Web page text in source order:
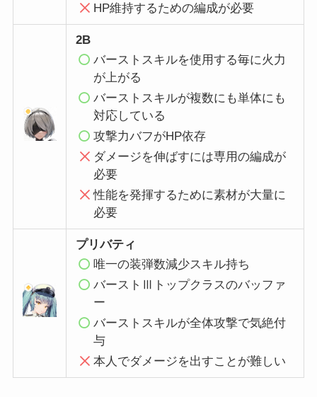
HP維持するための編成が必要
2B
バーストスキルを使用する毎に火力
が上がる
バーストスキルが複数にも単体にも
対応している
攻撃力バフがHP依存
ダメージを伸ばすには専用の編成が
必要
性能を発揮するために素材が大量に
必要
プリバティ
唯一の装弾数減少スキル持ち
バーストⅢトップクラスのバッファ
ー
バーストスキルが全体攻撃で気絶付
与
本人でダメージを出すことが難しい